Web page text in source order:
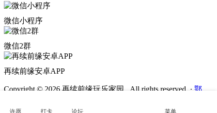
微信小程序
微信2群
再续前缘安卓APP
Copyright © 2026 再续前缘玩乐家园 . All rights reserved. · 鄂
42011202002436号
许愿 打卡 论坛 菜单